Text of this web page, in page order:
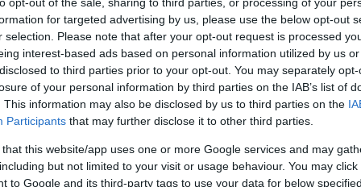
for targeted advertising by us, please use the below opt-out
selection. Please note that after your opt-out request is processed
interest-based ads based on personal information utilized by us
to third parties prior to your opt-out. You may separately
of your personal information by third parties on the IAB’s list of
This information may also be disclosed by us to third parties on the
Participants that may further disclose it to other third parties.
that this website/app uses one or more Google services and may
but not limited to your visit or usage behaviour. You may
to Google and its third-party tags to use your data for below
τις δυσκολίες που αντιμετωπίζει η διοίκηση της
την αποπληρωμή των χρεών που κληρονόμησε
διοργάνωσης από την Ελλάδα.